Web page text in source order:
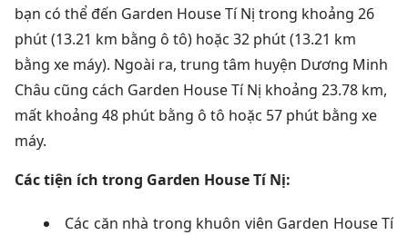
bạn có thể đến Garden House Tí Nị trong khoảng 26
phút (13.21 km bằng ô tô) hoặc 32 phút (13.21 km
bằng xe máy). Ngoài ra, trung tâm huyện Dương Minh
Châu cũng cách Garden House Tí Nị khoảng 23.78 km,
mất khoảng 48 phút bằng ô tô hoặc 57 phút bằng xe
máy.
Các tiện ích trong Garden House Tí Nị:
Các căn nhà trong khuôn viên Garden House Tí